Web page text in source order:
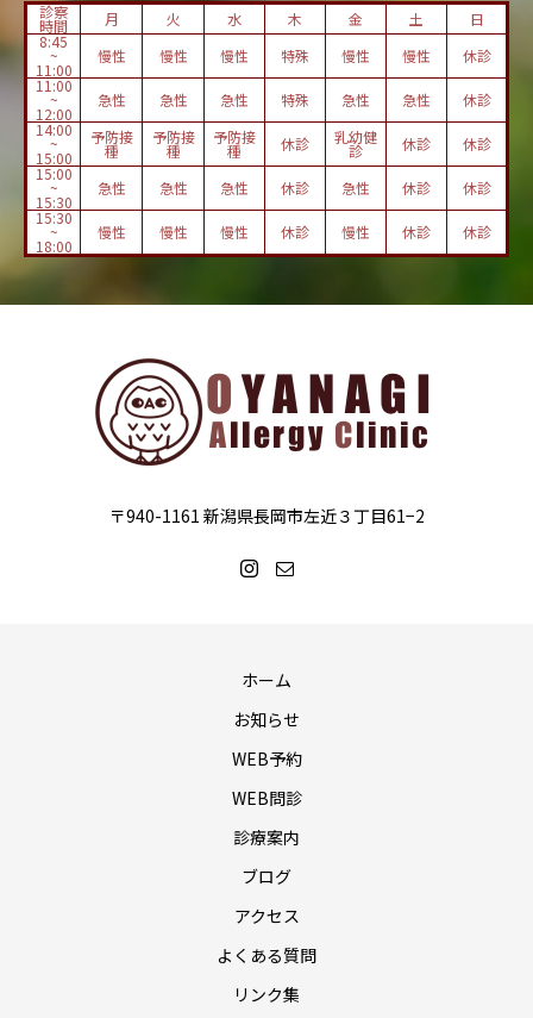
診察
時間 月 火 水 木 金 土
日
8:45
~
11:00
慢性 慢性 慢性 特殊 慢性 慢性
休診
11:00
~
12:00
急性 急性 急性 特殊 急性 急性
休診
14:00
~
15:00
予防接
種
予防接
種
予防接
種 休診 乳幼健
診 休診
休診
15:00
~
15:30
急性 急性 急性 休診 急性 休診
休診
15:30
~
18:00
慢性 慢性 慢性 休診 慢性 休診 休診
〒940-1161 新潟県長岡市左近３丁目61−2
ホーム
お知らせ
WEB予約
WEB問診
診療案内
ブログ
アクセス
よくある質問
リンク集